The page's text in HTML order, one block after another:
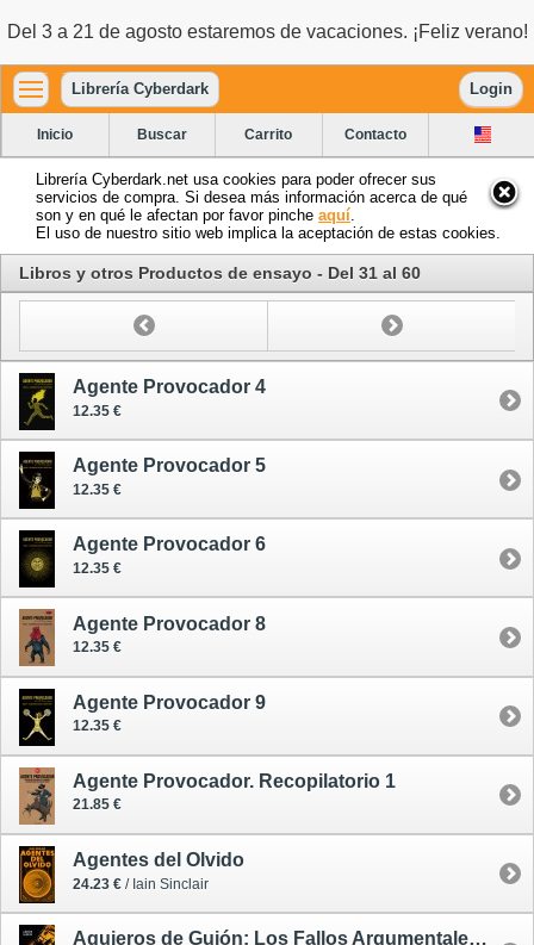
Del 3 a 21 de agosto estaremos de vacaciones. ¡Feliz verano!
Librería Cyberdark Login
Inicio Buscar Carrito Contacto
Librería Cyberdark.net usa cookies para poder ofrecer sus
servicios de compra. Si desea más información acerca de qué
son y en qué le afectan por favor pinche aquí
El uso de nuestro sitio web implica la aceptación de estas cookies.
Libros y otros Productos de ensayo - Del 31 al 60
Agente Provocador 4
12.35 €
Agente Provocador 5
12.35 €
Agente Provocador 6
12.35 €
Agente Provocador 8
12.35 €
Agente Provocador 9
12.35 €
Agente Provocador. Recopilatorio 1
21.85 €
Agentes del Olvido
24.23 € / Iain Sinclair
Agujeros de Guión: Los Fallos Argumentales que te Harán Ver las Películas de Otra Forma